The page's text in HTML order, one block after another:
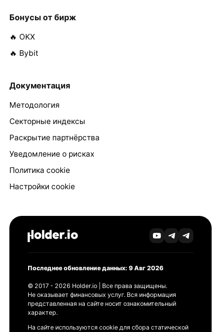
Бонусы от бирж
🔥 OKX
🔥 Bybit
Документация
Методология
Секторные индексы
Раскрытие партнёрства
Уведомление о рисках
Политика cookie
Настройки cookie
Последнее обновление данных: 9 Авг 2026
© 2017 - 2026 Holder.io | Все права защищены.
Не оказывает финансовых услуг. Вся информация
представленная на сайте носит ознакомительный
характер.
На сайте используются cookie для сбора статической